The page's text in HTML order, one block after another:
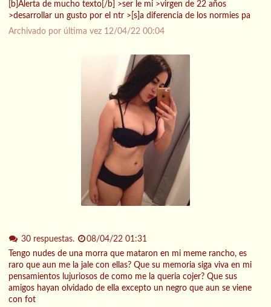
[b]Alerta de mucho texto[/b] >ser le mi >virgen de 22 años
>desarrollar un gusto por el ntr >[s]a diferencia de los normies pa
Archivado por última vez 12/04/22 00:04
30 respuestas.
08/04/22 01:31
Tengo nudes de una morra que mataron en mi meme rancho, es
raro que aun me la jale con ellas? Que su memoria siga viva en mi
pensamientos lujuriosos de como me la queria cojer? Que sus
amigos hayan olvidado de ella excepto un negro que aun se viene
con fot